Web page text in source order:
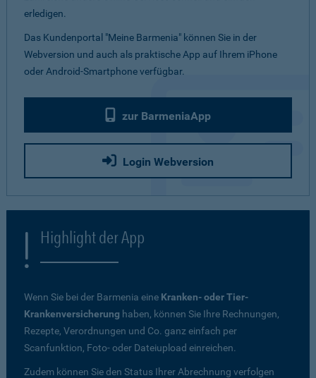
erledigen.
Das Kundenportal "Meine Barmenia" können Sie in der
Webversion und auch als praktische App auf Ihrem iPhone
oder Android-Smartphone verfügbar.
zur BarmeniaApp
Login Webversion
Highlight der App
Wenn Sie bei der Barmenia eine Kranken- oder Tier-
Krankenversicherung haben, können Sie Ihre Rechnungen,
Rezepte, Verordnungen und Co. ganz einfach per
Scanfunktion, Foto- oder Dateiupload einreichen.
Zudem können Sie den Status Ihrer Abrechnung verfolgen